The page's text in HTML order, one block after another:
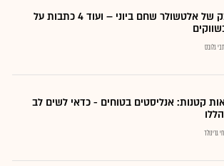
הקאמבק של אלטשולר שחם ביוני – ועוד 4 כתבות על
גלובס
קטנות: אנליסטים בטוחים - כדאי לשים לב
גרינולד